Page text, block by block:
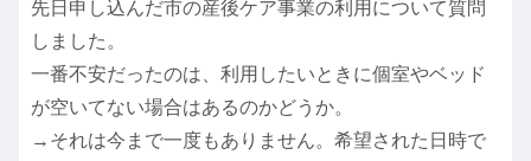
先日申し込んだ市の産後ケア事業の利用について質問
しました。
一番不安だったのは、利用したいときに個室やベッド
が空いてない場合はあるのかどうか。
→それは今まで一度もありません。希望された日時で